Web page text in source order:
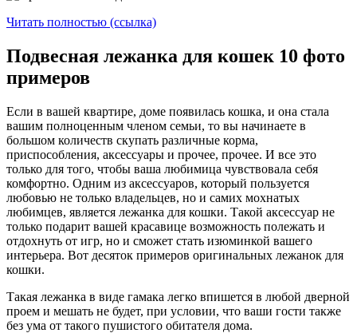
Читать полностью (ссылка)
Подвесная лежанка для кошек 10 фото
примеров
Если в вашей квартире, доме появилась кошка, и она стала
вашим полноценным членом семьи, то вы начинаете в
большом количеств скупать различные корма,
приспособления, аксессуары и прочее, прочее. И все это
только для того, чтобы ваша любимица чувствовала себя
комфортно. Одним из аксессуаров, который пользуется
любовью не только владельцев, но и самих мохнатых
любимцев, является лежанка для кошки. Такой аксессуар не
только подарит вашей красавице возможность полежать и
отдохнуть от игр, но и сможет стать изюминкой вашего
интерьера. Вот десяток примеров оригинальных лежанок для
кошки.
Такая лежанка в виде гамака легко впишется в любой дверной
проем и мешать не будет, при условии, что ваши гости также
без ума от такого пушистого обитателя дома.